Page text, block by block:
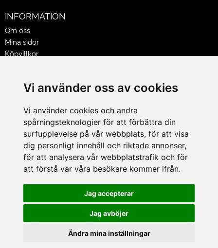
Vi använder oss av cookies
Vi använder cookies och andra
spårningsteknologier för att förbättra din
surfupplevelse på vår webbplats, för att visa
dig personligt innehåll och riktade annonser,
för att analysera vår webbplatstrafik och för
att förstå var våra besökare kommer ifrån.
Jag accepterar
Jag avböjer
Ändra mina inställningar
INFORMATION
Om oss
Mina sidor
Köpvillkor
Jobba på Hasselgrens
LEVERANS
BETALNINGSSÄTT
I butiken i Lund kan du betala med Visa, Mastercard, Lund
City presentkort och kontanter.